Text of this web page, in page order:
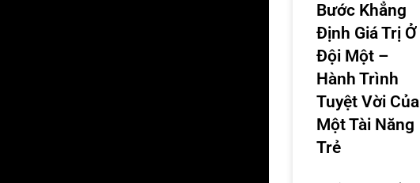
Bước Khẳng
Định Giá Trị Ở
Đội Một –
Hành Trình
Tuyệt Vời Của
Một Tài Năng
Trẻ